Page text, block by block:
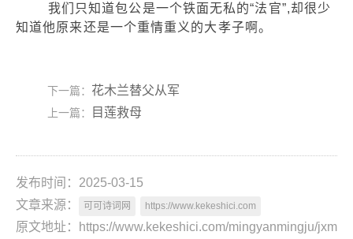
我们只知道包公是一个铁面无私的“法官”,却很少
知道他原来还是一个重情重义的大孝子啊。
下一篇： 花木兰替父从军
上一篇： 目莲救母
发布时间：2025-03-15
文章来源：
可可诗词网 https://www.kekeshici.com
原文地址：https://www.kekeshici.com/mingyanmingju/jxm